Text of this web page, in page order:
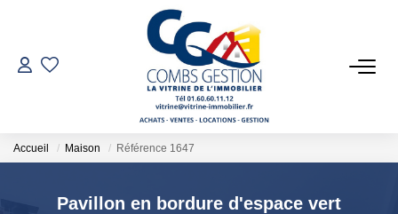
VENTES
LOCATIONS
GESTION LOCATIVE
Accueil Maison Référence 1647
Pavillon en bordure d'espace vert